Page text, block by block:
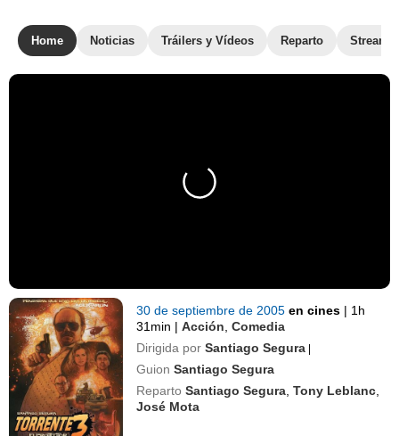
Home Noticias Tráilers y Vídeos Reparto
30 de septiembre de 2005en cines | 1h
31min | Acción ,Comedia
Dirigida por Santiago Segura |
Guion Santiago Segura
Reparto Santiago Segura ,Tony Leblanc
José Mota